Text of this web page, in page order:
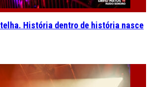
História dentro de história nasce